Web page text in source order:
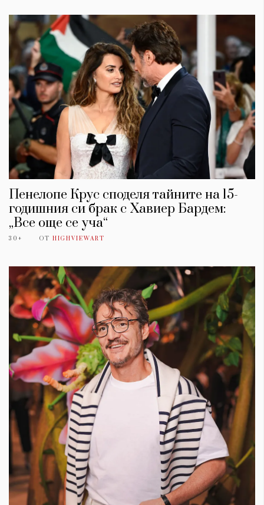
Пенелопе Крус споделя тайните на 15-
годишния си брак с Хавиер Бардем:
„Все още се уча“
30+ ОТ HIGHVIEWART